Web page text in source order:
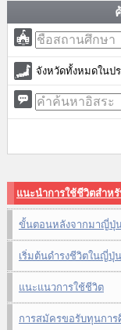
จังหวัดทั้งหมดในป
แนะนำการใช้ชีวิตสำห
ขั้นตอนหลังจากมาญี่ปุ่
เริ่มต้นดำรงชีวิตในญี่ปุ่น
แนะแนวการใช้ชีวิต
การสมัครขอรับทุนการ